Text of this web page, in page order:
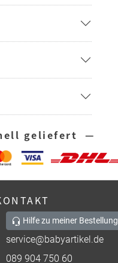
geliefert —
Hilfe zu meiner Bestellung
service@babyartikel.de
089 904 750 60